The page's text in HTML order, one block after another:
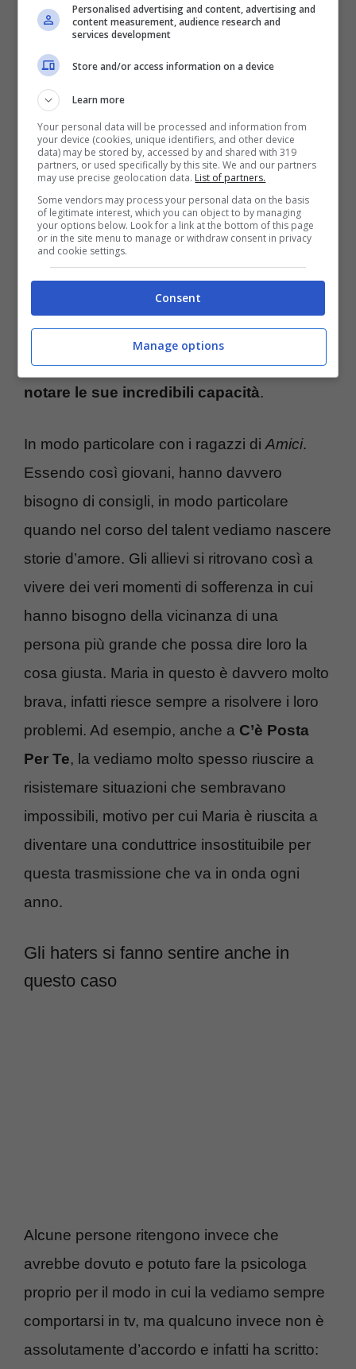
diventare un chirurgo. Poi ho deciso di fare
ne avrei bisogno io tutti i giorni di uno
psicologo! Ascoltare è diverso da risolvere,
ho imparato ad ascoltare fin da piccola, non
potevo parlare perché ero l’ultima. Ho
imparato così, forse”
ha dichiarato Maria
di
recente, rispondendo una volta e per tutte
alle curiosità di chi, negli anni, ha sempre
visto in lei una sorte di indole da psicologa,
considerato che la vediamo sempre a
contatto con le persone: in ogni sua
programma, non possiamo fare a meno di
notare le sue incredibili capacità.
In modo particolare con i ragazzi di Amici.
Essendo così giovani, hanno davvero
bisogno di consigli, in modo particolare
quando nel corso del talent vediamo nascere
storie d’amore. Gli allievi si ritrovano così a
vivere dei veri momenti di sofferenza in cui
hanno bisogno della vicinanza di una
persona più grande che possa dire loro la
cosa giusta. Maria in questo è davvero molto
brava, infatti riesce sempre a risolvere i loro
problemi. Ad esempio, anche a C’è Posta
Per Te, la vediamo molto spesso riuscire a
risistemare situazioni che sembravano
impossibili, motivo per cui Maria è riuscita a
diventare una conduttrice insostituibile per
questa trasmissione che va in onda ogni
anno.
Gli haters si fanno sentire anche in
questo caso
Alcune persone ritengono invece che
avrebbe dovuto e potuto fare la psicologa
proprio per il modo in cui la vediamo sempre
comportarsi in tv, ma qualcuno invece non è
assolutamente d’accordo e infatti ha scritto:
Personalised advertising and content, advertising and
content measurement, audience research and
services development
Store and/or access information on a device
Learn more
Your personal data will be processed and information from
your device (cookies, unique identifiers, and other device
data) may be stored by, accessed by and shared with 319
partners, or used specifically by this site. We and our partners
may use precise geolocation data. List of partners.
Some vendors may process your personal data on the basis
of legitimate interest, which you can object to by managing
your options below. Look for a link at the bottom of this page
or in the site menu to manage or withdraw consent in privacy
and cookie settings.
Consent
Manage options